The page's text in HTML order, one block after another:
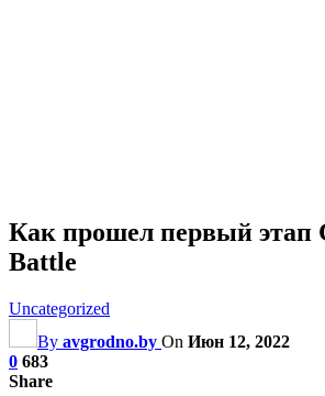
Как прошел первый этап
Battle
Uncategorized
By avgrodno.by On Июн 12, 2022
0 683
Share